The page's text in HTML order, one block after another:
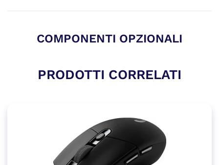
COMPONENTI OPZIONALI
PRODOTTI CORRELATI